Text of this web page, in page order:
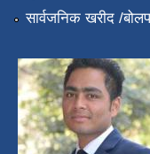
सार्वजनिक खरीद /